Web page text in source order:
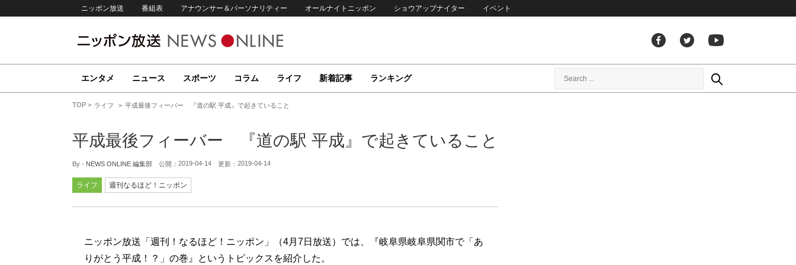
ニッポン放送 番組表 アナウンサー＆パーソナリティー オールナイトニッポン ショウアップナイター イベント
エンタメ ニュース スポーツ コラム ライフ 新着記事 ランキング
TOP ライフ 平成最後フィーバー 『道の駅 平成』で起きていること
平成最後フィーバー 『道の駅 平成』で起きていること
By - NEWS ONLINE 編集部 公開： 2019-04-14 更新： 2019-04-14
ライフ 週刊なるほど！ニッポン
ニッポン放送「週刊！なるほど！ニッポン」（4月7日放送）では、『岐阜県岐阜県関市で「あ
りがとう平成！？」の巻』というトピックスを紹介した。